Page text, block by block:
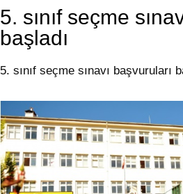
5. sınıf seçme
başladı
5. sınıf seçme sınavı başvuruları